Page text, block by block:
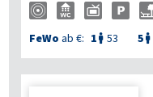
FeWo ab €: 1  53 5 